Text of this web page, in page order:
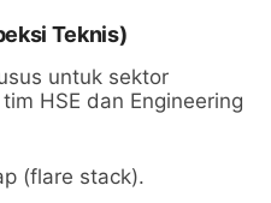
Teknis)
untuk sektor
HSE dan Engineering
(flare stack).